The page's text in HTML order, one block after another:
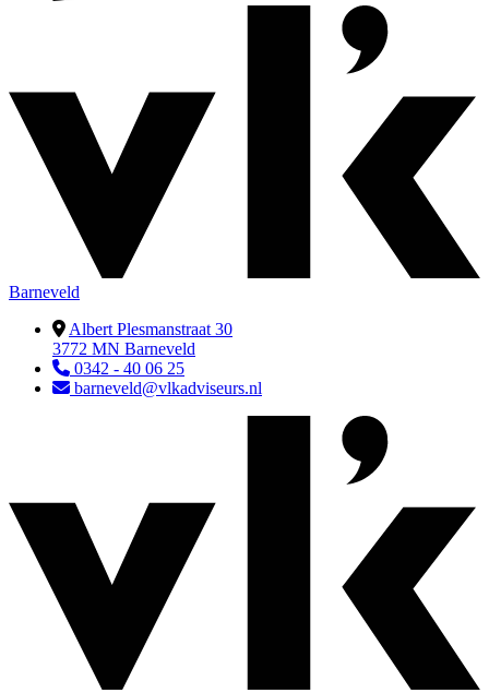
Barneveld
Albert Plesmanstraat 30
3772 MN Barneveld
0342 - 40 06 25
barneveld@vlkadviseurs.nl